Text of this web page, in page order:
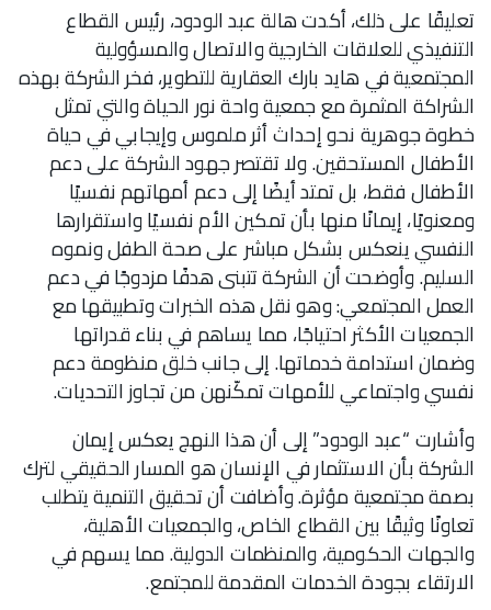
تعليقًا على ذلك، أكدت هالة عبد الودود، رئيس القطاع
التنفيذي للعلاقات الخارجية والاتصال والمسؤولية
المجتمعية في هايد بارك العقارية للتطوير، فخر الشركة بهذه
الشراكة المثمرة مع جمعية واحة نور الحياة والتي تمثل
خطوة جوهرية نحو إحداث أثر ملموس وإيجابي في حياة
الأطفال المستحقين. ولا تقتصر جهود الشركة على دعم
الأطفال فقط، بل تمتد أيضًا إلى دعم أمهاتهم نفسيًا
ومعنويًا، إيمانًا منها بأن تمكين الأم نفسيًا واستقرارها
النفسي ينعكس بشكل مباشر على صحة الطفل ونموه
السليم. وأوضحت أن الشركة تتبنى هدفًا مزدوجًا في دعم
العمل المجتمعي: وهو نقل هذه الخبرات وتطبيقها مع
الجمعيات الأكثر احتياجًا، مما يساهم في بناء قدراتها
وضمان استدامة خدماتها. إلى جانب خلق منظومة دعم
نفسي واجتماعي للأمهات تمكّنهن من تجاوز التحديات.
وأشارت “عبد الودود” إلى أن هذا النهج يعكس إيمان
الشركة بأن الاستثمار في الإنسان هو المسار الحقيقي لترك
بصمة مجتمعية مؤثرة. وأضافت أن تحقيق التنمية يتطلب
تعاونًا وثيقًا بين القطاع الخاص، والجمعيات الأهلية،
والجهات الحكومية، والمنظمات الدولية. مما يسهم في
الارتقاء بجودة الخدمات المقدمة للمجتمع.